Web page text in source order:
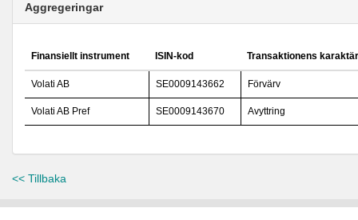
Aggregeringar
Finansiellt instrument ISIN-kod Transaktionens karaktär
Volati AB SE0009143662 Förvärv
Volati AB Pref SE0009143670 Avyttring
<< Tillbaka